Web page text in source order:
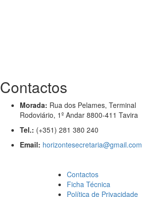
Contactos
Morada: Rua dos Pelames, Terminal
Rodoviário, 1º Andar 8800-411 Tavira
Tel.: (+351) 281 380 240
Email: horizontesecretaria@gmail.com
Contactos
Ficha Técnica
Política de Privacidade